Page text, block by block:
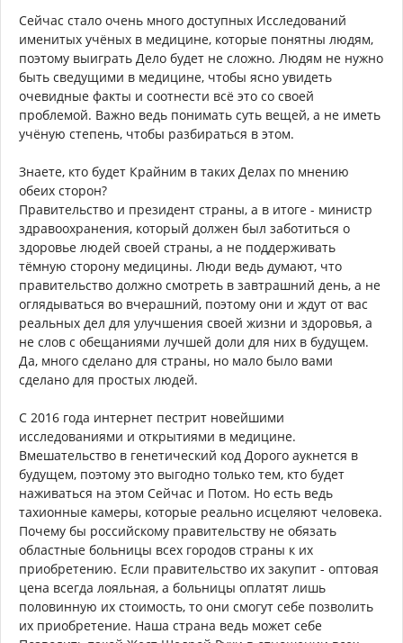
Сейчас стало очень много доступных Исследований
именитых учёных в медицине, которые понятны людям,
поэтому выиграть Дело будет не сложно. Людям не нужно
быть сведущими в медицине, чтобы ясно увидеть
очевидные факты и соотнести всё это со своей
проблемой. Важно ведь понимать суть вещей, а не иметь
учёную степень, чтобы разбираться в этом.
Знаете, кто будет Крайним в таких Делах по мнению
обеих сторон?
Правительство и президент страны, а в итоге - министр
здравоохранения, который должен был заботиться о
здоровье людей своей страны, а не поддерживать
тёмную сторону медицины. Люди ведь думают, что
правительство должно смотреть в завтрашний день, а не
оглядываться во вчерашний, поэтому они и ждут от вас
реальных дел для улучшения своей жизни и здоровья, а
не слов с обещаниями лучшей доли для них в будущем.
Да, много сделано для страны, но мало было вами
сделано для простых людей.
С 2016 года интернет пестрит новейшими
исследованиями и открытиями в медицине.
Вмешательство в генетический код Дорого аукнется в
будущем, поэтому это выгодно только тем, кто будет
наживаться на этом Сейчас и Потом. Но есть ведь
тахионные камеры, которые реально исцеляют человека.
Почему бы российскому правительству не обязать
областные больницы всех городов страны к их
приобретению. Если правительство их закупит - оптовая
цена всегда лояльная, а больницы оплатят лишь
половинную их стоимость, то они смогут себе позволить
их приобретение. Наша страна ведь может себе